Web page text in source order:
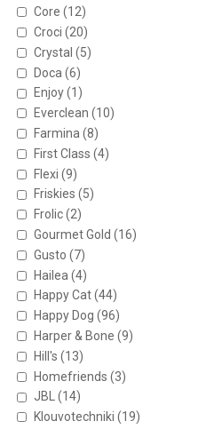
Core (12)
Croci (20)
Crystal (5)
Doca (6)
Enjoy(1)
Everclean (10)
Farmina (8)
First Class (4)
Flexi (9)
Friskies (5)
Frolic(2)
Gourmet Gold (16)
Gusto (7)
Hailea (4)
Happy Cat(44)
Happy Dog (96)
Harper & Bone (9)
Hill's (13)
Homefriends (3)
JBL(14)
Klouvotechniki (19)